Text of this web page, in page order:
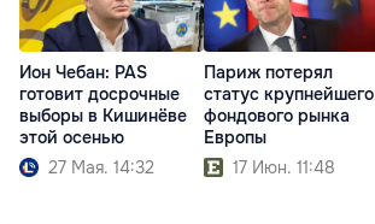
Ион Чебан: PAS
готовит досрочные
выборы в Кишинёве
этой осенью
27 Мая. 14:32
Париж потерял
статус крупнейшего
фондового рынка
Европы
17 Июн. 11:48